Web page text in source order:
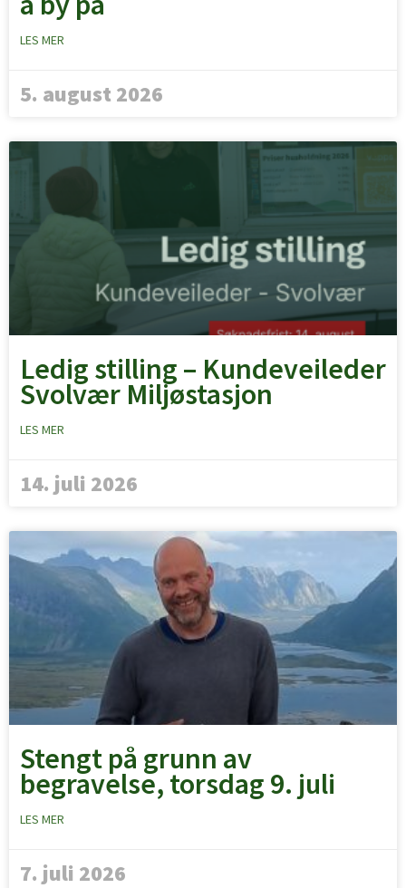
LES MER
5. august 2026
Ledig stilling – Kundeveileder
Svolvær Miljøstasjon
LES MER
14. juli 2026
Stengt på grunn av
begravelse, torsdag 9. juli
LES MER
7. juli 2026